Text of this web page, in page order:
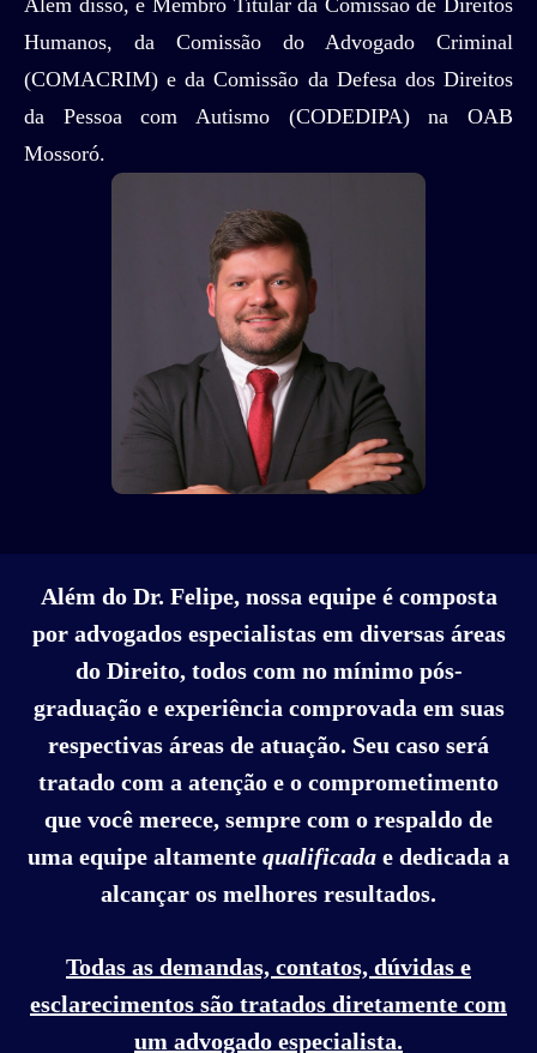
Humanos, da Comissão do Advogado Criminal
(COMACRIM) e da Comissão da Defesa dos Direitos
da Pessoa com Autismo (CODEDIPA) na OAB
Mossoró.
Além do Dr. Felipe, nossa equipe é composta
por advogados especialistas em diversas áreas
do Direito, todos com no mínimo pós-
graduação e experiência comprovada em suas
respectivas áreas de atuação. Seu caso será
tratado com a atenção e o comprometimento
que você merece, sempre com o respaldo de
uma equipe altamente qualificada e dedicada a
alcançar os melhores resultados.
Todas as demandas, contatos, dúvidas e
esclarecimentos são tratados diretamente com
um advogado especialista.